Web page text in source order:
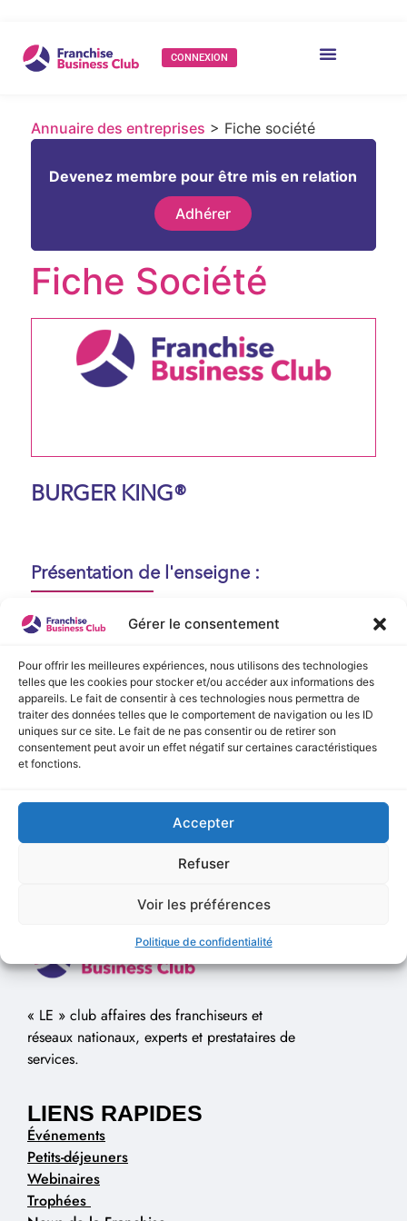
Gérer le consentement
Pour offrir les meilleures expériences, nous utilisons des technologies
telles que les cookies pour stocker et/ou accéder aux informations des
appareils. Le fait de consentir à ces technologies nous permettra de
traiter des données telles que le comportement de navigation ou les ID
uniques sur ce site. Le fait de ne pas consentir ou de retirer son
consentement peut avoir un effet négatif sur certaines caractéristiques
et fonctions.
Accepter
Refuser
Voir les préférences
Politique de confidentialité
CONNEXION
Annuaire des entreprises > Fiche société
Devenez membre pour être mis en relation
Adhérer
Fiche Société
BURGER KING®
Présentation de l'enseigne :
Aucune présentation n'est disponible
actuellement !
Vidéo de Présentation
Aucune vidéo disponible.
« LE » club affaires des franchiseurs et
réseaux nationaux, experts et prestataires de
services.
LIENS RAPIDES
Événements
Petits-déjeuners
Webinaires
Trophées